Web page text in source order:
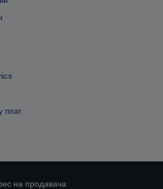
плат
на продавача